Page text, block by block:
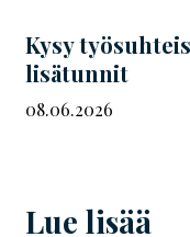
Kysy
lisätunnit
08.06.2026
Lue lisää